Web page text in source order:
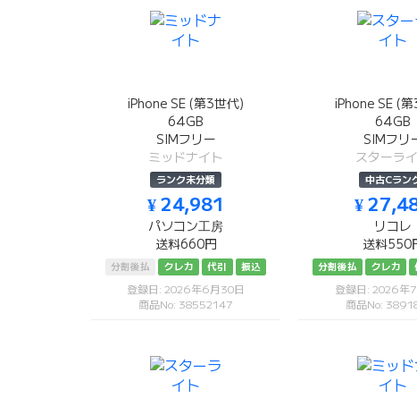
iPhone SE (第3世代)
64GB
SIMフリー
ミッドナイト
ランク未分類
¥ 24,981
パソコン工房
送料660円
分割後払 クレカ 代引 振込
登録日: 2026年6月30日
商品No: 38552147
iPhone SE (
64GB
SIMフリ
スターラ
中古Cラン
¥
リコレ
送料550
分割後払 クレカ
登録日: 2026年
商品No: